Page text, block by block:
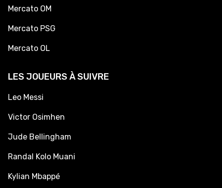
Mercato OM
Mercato PSG
Mercato OL
LES JOUEURS À SUIVRE
Leo Messi
Victor Osimhen
Jude Bellingham
Randal Kolo Muani
Kylian Mbappé